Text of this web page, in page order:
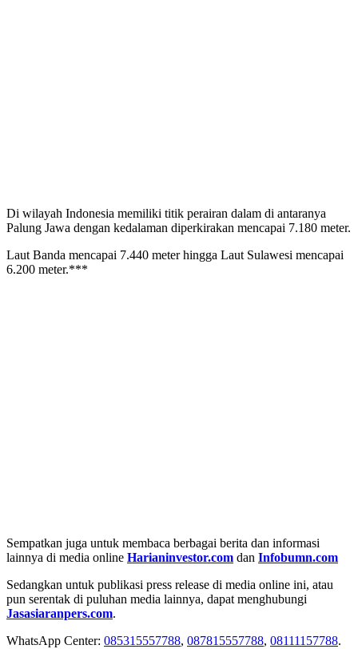
Di wilayah Indonesia memiliki titik perairan dalam di antaranya
Palung Jawa dengan kedalaman diperkirakan mencapai 7.180 meter.
Laut Banda mencapai 7.440 meter hingga Laut Sulawesi mencapai
6.200 meter.***
Sempatkan juga untuk membaca berbagai berita dan informasi
lainnya di media online Harianinvestor.com dan Infobumn.com
Sedangkan untuk publikasi press release di media online ini, atau
pun serentak di puluhan media lainnya, dapat menghubungi
Jasasiaranpers.com.
WhatsApp Center: 085315557788, 087815557788, 08111157788.